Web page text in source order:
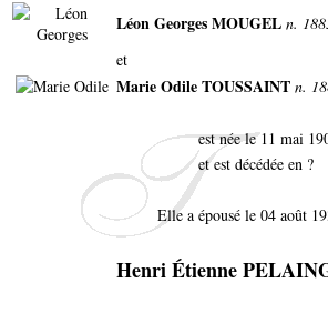
Léon Georges MOUGEL n.
et
Marie Odile TOUSSAINT n.
est née le 11 mai
et est décédée en ?
Elle a épousé le 04 août
Henri Étienne